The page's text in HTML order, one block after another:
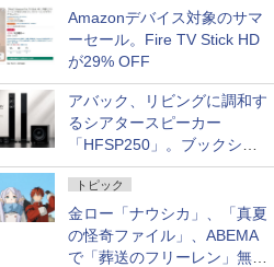
Amazonデバイス対象のサマ
ーセール。Fire TV Stick HD
が29% OFF
アバック、リビングに調和す
るシアタースピーカー
「HFSP250」。ブックシェ
ルフはペア3万円以下
トピック
金ロー「ナウシカ」、「真夏
の怪奇ファイル」、ABEMA
で「葬送のフリーレン」無料